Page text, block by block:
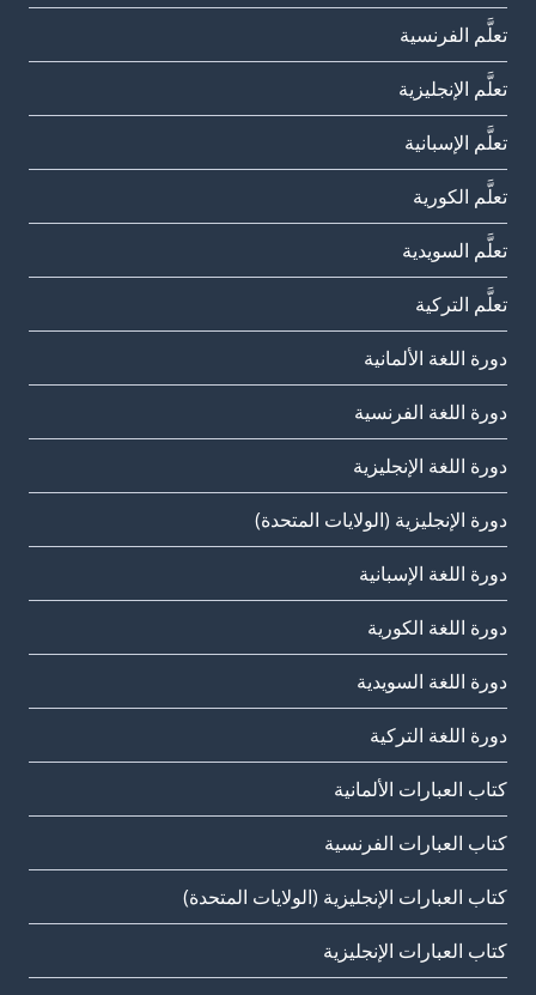
تعلَّم الفرنسية
تعلَّم الإنجليزية
تعلَّم الإسبانية
تعلَّم الكورية
تعلَّم السويدية
تعلَّم التركية
دورة اللغة الألمانية
دورة اللغة الفرنسية
دورة اللغة الإنجليزية
دورة الإنجليزية (الولايات المتحدة)
دورة اللغة الإسبانية
دورة اللغة الكورية
دورة اللغة السويدية
دورة اللغة التركية
كتاب العبارات الألمانية
كتاب العبارات الفرنسية
كتاب العبارات الإنجليزية (الولايات المتحدة)
كتاب العبارات الإنجليزية